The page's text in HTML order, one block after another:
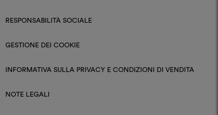
RESPONSABILITÀ SOCIALE
GESTIONE DEI COOKIE
INFORMATIVA SULLA PRIVACY E CONDIZIONI DI VENDITA
NOTE LEGALI